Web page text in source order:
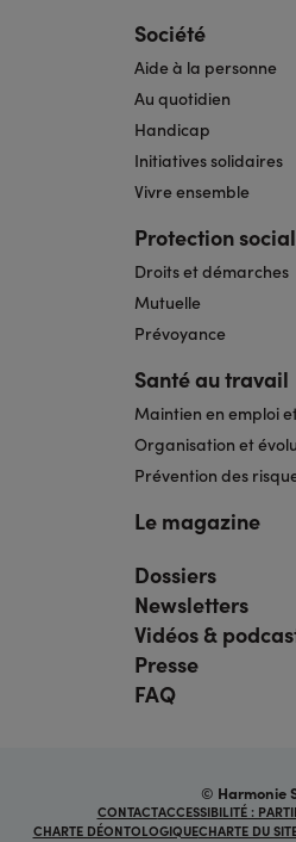
Société
Aide à la personne
Au quotidien
Handicap
Initiatives solidaires
Vivre ensemble
Protection
Droits et démarches
Mutuelle
Prévoyance
Santé au travail
Maintien en emploi
Organisation et
Prévention des
Le magazine
Navigation
pied
de
page
bis
Dossiers
Newsletters
Vidéos &
Presse
FAQ
© Harmonie
Navigation
sous
CONTACTACCESSIBILITÉ :
CHARTE DÉONTOLOGIQUECHARTE DU